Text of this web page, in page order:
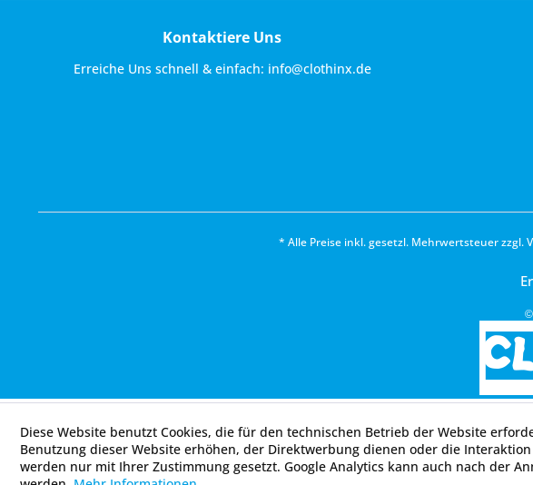
Kontaktiere Uns
Erreiche Uns schnell & einfach: info@clothinx.de
* Alle Preise inkl. gesetzl. Mehrwertsteuer zzgl.
©
Diese Website benutzt Cookies, die für den technischen Betrieb der Website
Benutzung dieser Website erhöhen, der Direktwerbung dienen oder die
werden nur mit Ihrer Zustimmung gesetzt. Google Analytics kann auch nach der